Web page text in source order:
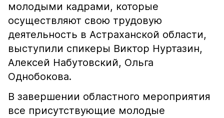
молодыми кадрами, которые
осуществляют свою трудовую
деятельность в Астраханской области,
выступили спикеры Виктор Нуртазин,
Алексей Набутовский, Ольга
Однобокова.
В завершении областного мероприятия
все присутствующие молодые